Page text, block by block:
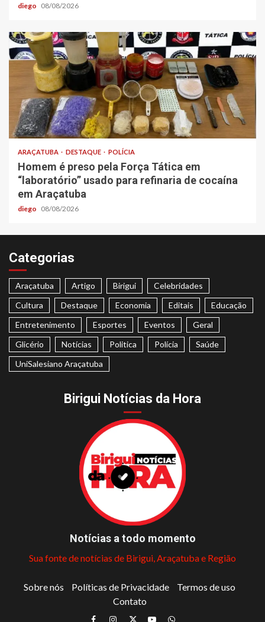
diego 08/08/2026
ARAÇATUBA DESTAQUE POLÍCIA
Homem é preso pela Força Tática em
“laboratório” usado para refinaria de cocaína
em Araçatuba
diego 08/08/2026
Categorias
Araçatuba Artigo Birigui
Celebridades
Cultura
Destaque Economia Editais
Educação
Entretenimento
Esportes Eventos
Geral
Glicério
Notícias Politica Polícia
Saúde
UniSalesiano Araçatuba
Birigui Notícias da Hora
Notícias a todo momento
Sua fonte de notícias de Birigui, Araçatuba e Região
Sobre nós Políticas de Privacidade
Termos de uso
Contato
Facebook
Instagram
TwitterYoutubeWhatsapp